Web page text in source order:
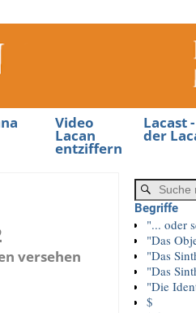
Video
Lacan
entziffern
Lacast -
der
versehen
Begriffe
"... oder
"Das
"Das
"Das
"Die
$